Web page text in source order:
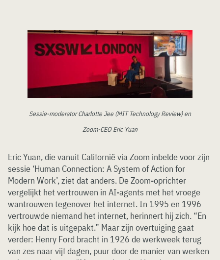
Sessie-moderator Charlotte Jee (MIT Technology Review) en
Zoom-CEO Eric Yuan
Eric Yuan, die vanuit Californië via Zoom inbelde voor zijn
sessie ‘Human Connection: A System of Action for
Modern Work’, ziet dat anders. De Zoom-oprichter
vergelijkt het vertrouwen in AI-agents met het vroege
wantrouwen tegenover het internet. In 1995 en 1996
vertrouwde niemand het internet, herinnert hij zich. “En
kijk hoe dat is uitgepakt.” Maar zijn overtuiging gaat
verder: Henry Ford bracht in 1926 de werkweek terug
van zes naar vijf dagen, puur door de manier van werken